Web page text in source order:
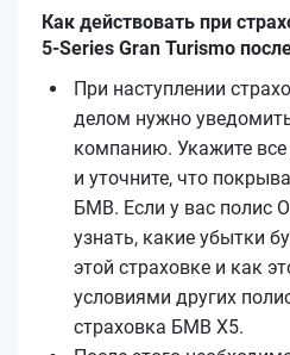
Как действовать при
5-Series Gran Turismo
При наступлении
делом нужно
компанию. Укажите
и уточните, что
БМВ. Если у вас
узнать, какие убытки
этой страховке и как
условиями других
страховка БМВ Х5.